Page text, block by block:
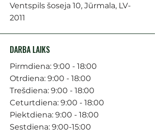
Ventspils šoseja 10, Jūrmala, LV-
2011
DARBA LAIKS
Pirmdiena: 9:00 - 18:00
Otrdiena: 9:00 - 18:00
Trešdiena: 9:00 - 18:00
Ceturtdiena: 9:00 - 18:00
Piektdiena: 9:00 - 18:00
Sestdiena: 9:00-15:00